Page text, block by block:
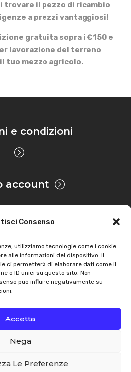
Consenso
utilizziamo tecnologie come i cookie
alle informazioni del dispositivo. Il
ci permetterà di elaborare dati come il
o ID unici su questo sito. Non
può influire negativamente su
Accetta
Nega
Le Preferenze
trovare il pezzo di ricambio
a prezzi vantaggiosi!
gratuita sopra i €150 e
lavorazione del terreno
tuo mezzo agricolo.
e condizioni
account
& Cookie
i diritti servati |Assistenza |